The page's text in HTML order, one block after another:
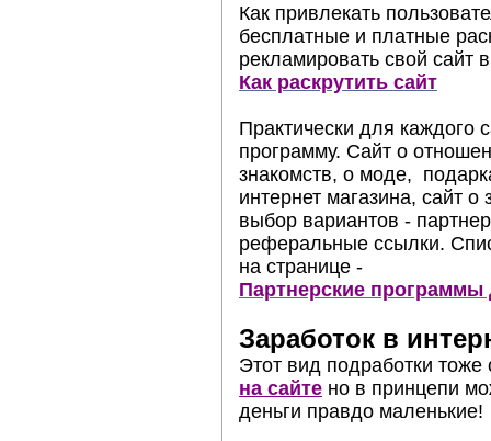
Как привлекать
бесплатные и платные
рекламировать свой сайт
Как раскрутить сайт
Практически для каждого
программу. Сайт о
знакомств, о моде,
интернет магазина, сайт
выбор вариантов -
реферальные ссылки.
на странице -
Партнерские программы
Заработок в
Этот вид подработки тоже
на сайте но в принцепи
деньги правдо маленькие!